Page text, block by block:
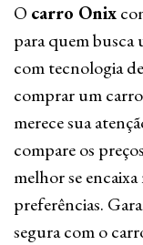
O carro Onix
para quem
com tecnologia
comprar um
merece sua
compare os
melhor se encaixa
preferências.
segura com o